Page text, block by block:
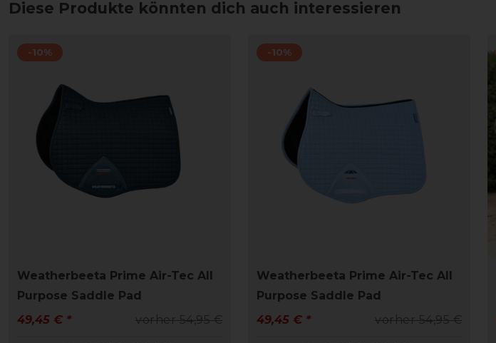
Diese Produkte könnten dich auch interessieren
-10%
Weatherbeeta Prime Air-Tec All
Purpose Saddle Pad
vorher 54,95 €
49,45 € *
-10%
Weatherbeeta Prime Air-Tec All
Purpose Saddle Pad
vorher 54,95 €
49,45 € *